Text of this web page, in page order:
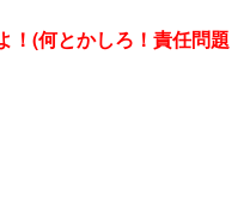
！(何とかしろ！責任問題